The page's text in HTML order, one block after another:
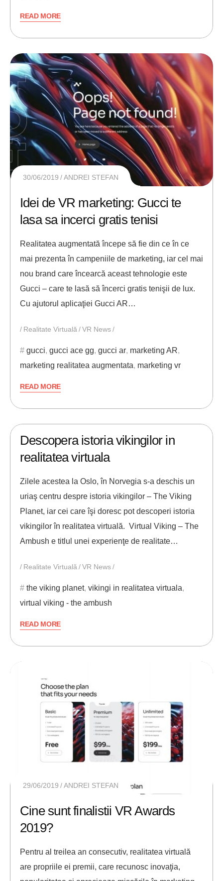
READ MORE
30/06/2019 ANDREI STEFAN
Idei de VR marketing: Gucci te
lasa sa incerci gratis tenisi
Realitatea augmentată începe să fie din ce în ce
mai prezenta în campeniile de marketing, iar cel mai
nou brand care încearcă aceast tehnologie este
Gucci – care te lasă să încerci gratis tenişii de lux.
Cu ajutorul aplicaţiei Gucci AR…
Realitate Virtuală VR News
gucci, gucci ace gg, gucci ar, marketing AR,
marketing realitatea augmentata, marketing vr
READ MORE
Descopera istoria vikingilor in
realitatea virtuala
Zilele acestea la Oslo, în Norvegia s-a deschis un
uriaş centru despre istoria vikingilor – The Viking
Planet, iar cei care îşi doresc pot descoperi istoria
vikingilor în realitatea virtuală. Virtual Viking – The
Ambush e titlul unei experienţe de realitate…
Realitate Virtuală VR News
the viking planet, vikingi in realitatea virtuala,
virtual viking - the ambush
READ MORE
29/06/2019 ANDREI STEFAN
Cine sunt finalistii VR Awards
2019?
Pentru al treilea an consecutiv, realitatea virtuală
are propriile ei premii, care recunosc inovaţia,